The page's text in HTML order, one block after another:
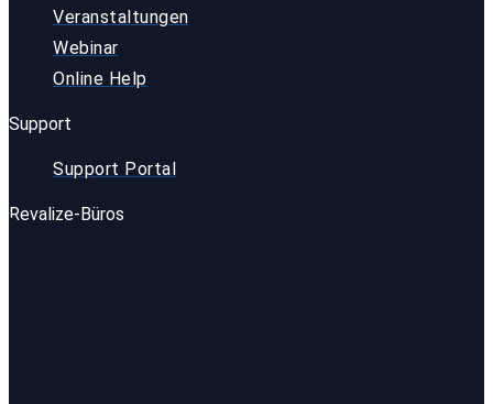
Veranstaltungen
Webinar
Online Help
Support
Support Portal
Revalize-Büros